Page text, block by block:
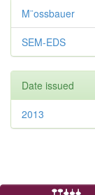
M¨ossbauer
SEM-EDS
Date issued
2013